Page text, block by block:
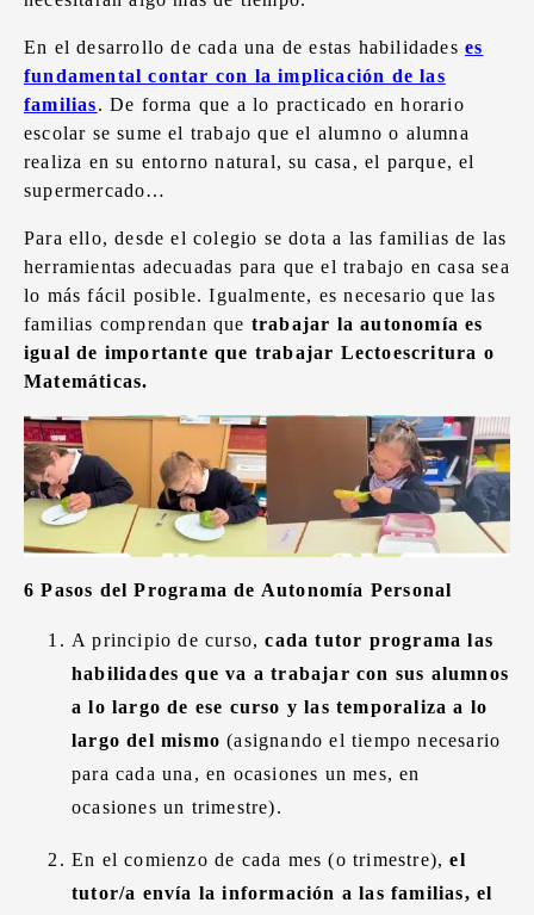
En el desarrollo de cada una de estas habilidadeses
fundamental contar con la implicación de las
familias. De forma que a lo practicado en horario
escolar se sume el trabajo que el alumno o alumna
realiza en su entorno natural, su casa, el parque, el
supermercado…
Para ello, desde el colegio se dota a las familias de las
herramientas adecuadas para que el trabajo en casa sea
lo más fácil posible. Igualmente, es necesario que las
familias comprendan que trabajar la autonomía es
igual de importante que trabajar Lectoescritura o
Matemáticas.
6 Pasos del Programa de Autonomía Personal
A principio de curso,cada tutor programa las
habilidades que va a trabajar con sus alumnos
a lo largo de ese curso y las temporaliza a lo
largo del mismo (asignando el tiempo necesario
para cada una, en ocasiones un mes, en
ocasiones un trimestre).
En el comienzo de cada mes (o trimestre),el
tutor/a envía la información a las familias, el